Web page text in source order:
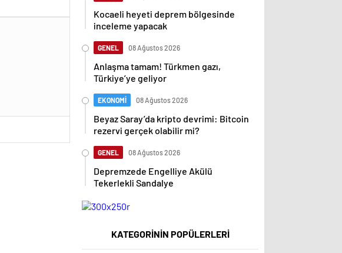
Kocaeli heyeti deprem bölgesinde
inceleme yapacak
GENEL 08 Ağustos 2026
Anlaşma tamam! Türkmen gazı,
Türkiye’ye geliyor
EKONOMİ 08 Ağustos 2026
Beyaz Saray’da kripto devrimi: Bitcoin
rezervi gerçek olabilir mi?
GENEL 08 Ağustos 2026
Depremzede Engelliye Akülü
Tekerlekli Sandalye
KATEGORİNİN POPÜLERLERİ